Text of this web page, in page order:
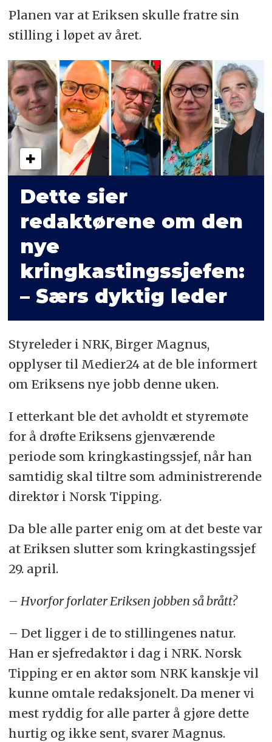
Planen var at Eriksen skulle fratre sin
stilling i løpet av året.
Dette sier
redaktørene om den
nye
kringkastingssjefen:
– Særs dyktig leder
Styreleder i NRK, Birger Magnus,
opplyser til Medier24 at de ble informert
om Eriksens nye jobb denne uken.
I etterkant ble det avholdt et styremøte
for å drøfte Eriksens gjenværende
periode som kringkastingssjef, når han
samtidig skal tiltre som administrerende
direktør i Norsk Tipping.
Da ble alle parter enig om at det beste var
at Eriksen slutter som kringkastingssjef
29. april.
– Hvorfor forlater Eriksen jobben så brått?
– Det ligger i de to stillingenes natur.
Han er sjefredaktør i dag i NRK. Norsk
Tipping er en aktør som NRK kanskje vil
kunne omtale redaksjonelt. Da mener vi
mest ryddig for alle parter å gjøre dette
hurtig og ikke sent, svarer Magnus.